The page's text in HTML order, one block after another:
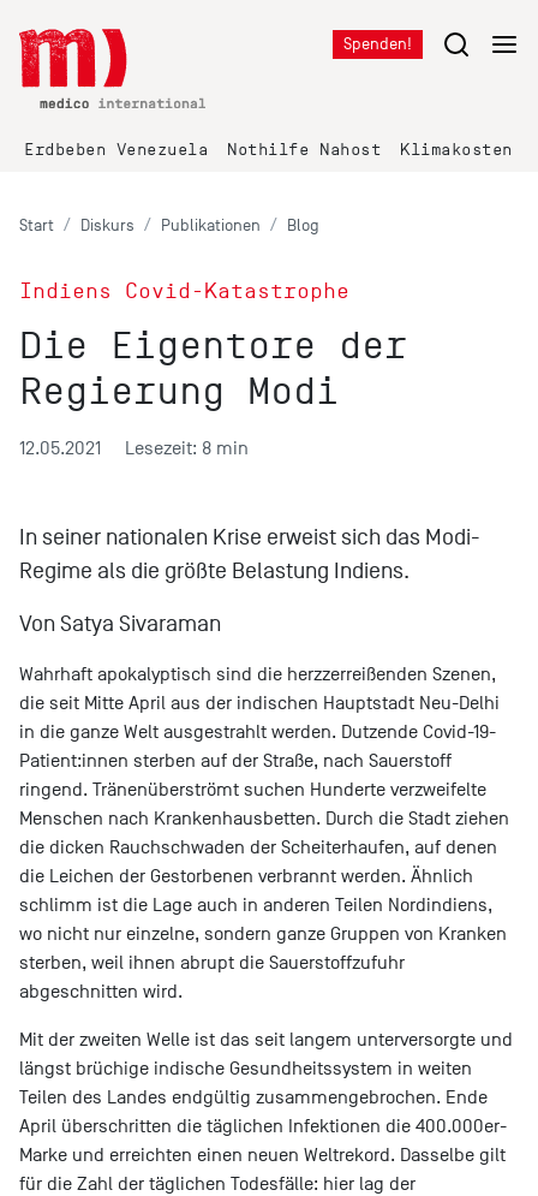
Spenden!
Erdbeben Venezuela Nothilfe Nahost Klimakosten
Start Diskurs Publikationen Blog
Indiens Covid-Katastrophe
Die Eigentore der
Regierung Modi
12.05.2021 Lesezeit: 8 min
In seiner nationalen Krise erweist sich das Modi-
Regime als die größte Belastung Indiens.
Von Satya Sivaraman
Wahrhaft apokalyptisch sind die herzzerreißenden Szenen,
die seit Mitte April aus der indischen Hauptstadt Neu-Delhi
in die ganze Welt ausgestrahlt werden. Dutzende Covid-19-
Patient:innen sterben auf der Straße, nach Sauerstoff
ringend. Tränenüberströmt suchen Hunderte verzweifelte
Menschen nach Krankenhausbetten. Durch die Stadt ziehen
die dicken Rauchschwaden der Scheiterhaufen, auf denen
die Leichen der Gestorbenen verbrannt werden. Ähnlich
schlimm ist die Lage auch in anderen Teilen Nordindiens,
wo nicht nur einzelne, sondern ganze Gruppen von Kranken
sterben, weil ihnen abrupt die Sauerstoffzufuhr
abgeschnitten wird.
Mit der zweiten Welle ist das seit langem unterversorgte und
längst brüchige indische Gesundheitssystem in weiten
Teilen des Landes endgültig zusammengebrochen. Ende
April überschritten die täglichen Infektionen die 400.000er-
Marke und erreichten einen neuen Weltrekord. Dasselbe gilt
für die Zahl der täglichen Todesfälle: hier lag der